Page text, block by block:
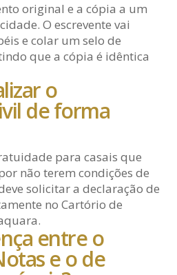
original e a cópia a um
O escrevente vai
e colar um selo de
que a cópia é idêntica
o
de forma
para casais que
não terem condições de
solicitar a declaração de
no Cartório de
entre o
e o de